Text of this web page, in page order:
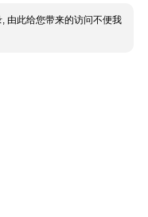
由此给您带来的访问不便我